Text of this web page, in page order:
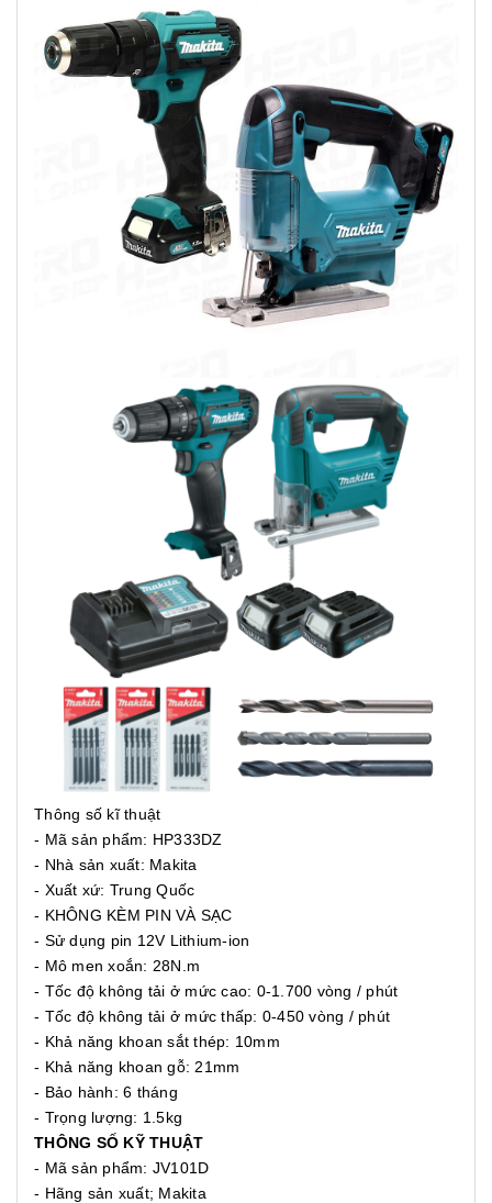
Thông số kĩ thuật
- Mã sản phẩm: HP333DZ
- Nhà sản xuất: Makita
- Xuất xứ: Trung Quốc
- KHÔNG KÈM PIN VÀ SẠC
- Sử dụng pin 12V Lithium-ion
- Mô men xoắn: 28N.m
- Tốc độ không tải ở mức cao: 0-1.700 vòng / phút
- Tốc độ không tải ở mức thấp: 0-450 vòng / phút
- Khả năng khoan sắt thép: 10mm
- Khả năng khoan gỗ: 21mm
- Bảo hành: 6 tháng
- Trọng lượng: 1.5kg
THÔNG SỐ KỸ THUẬT
- Mã sản phẩm: JV101D
- Hãng sản xuất; Makita